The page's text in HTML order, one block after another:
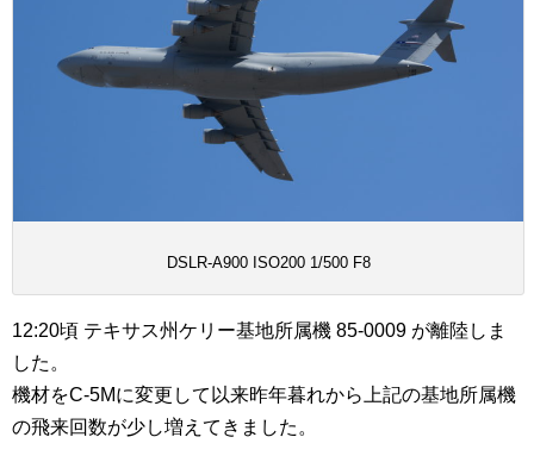
DSLR-A900 ISO200 1/500 F8
12:20頃 テキサス州ケリー基地所属機 85-0009 が離陸しま
した。
機材をC-5Mに変更して以来昨年暮れから上記の基地所属機
の飛来回数が少し増えてきました。